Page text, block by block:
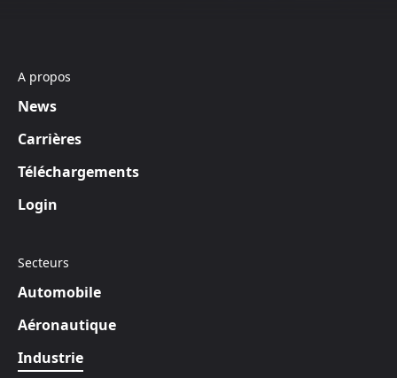
A propos
News
Carrières
Téléchargements
Login
Secteurs
Automobile
Aéronautique
Industrie